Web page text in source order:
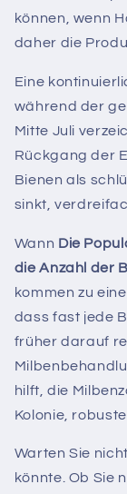
können, wenn
daher die
Eine
während der
Mitte Juli
Rückgang der
Bienen als
sinkt,
Wann Die
die Anzahl der
kommen zu
dass fast jede
früher darauf
hilft, die
Kolonie,
Warten Sie
könnte. Ob Sie